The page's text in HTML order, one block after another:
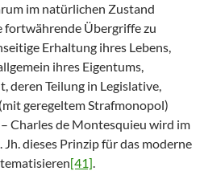
im natürlichen Zustand
fortwährende Übergriffe zu
Erhaltung ihres Lebens,
ihres Eigentums,
deren Teilung in Legislative,
geregeltem Strafmonopol)
– Charles de Montesquieu wird im
dieses Prinzip für das moderne
[41].